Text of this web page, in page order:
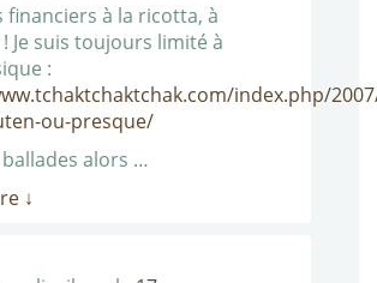
financiers à la ricotta, à
Je suis toujours limité à
:
index.php/
ou-presque/
alors …
↓